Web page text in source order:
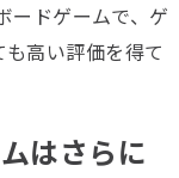
ードゲームで、ゲ
高い評価を得て
はさらに